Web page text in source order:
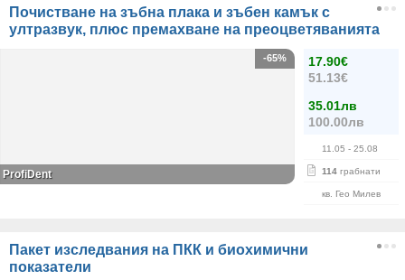
Почистване на зъбна плака и зъбен камък с
ултразвук, плюс премахване на преоцветяванията
17.90€
51.13€
35.01лв
100.00лв
11.05 - 25.08
114 грабнати
кв. Гео Милев
-65%
ProfiDent
Пакет изследвания на ПКК и биохимични
показатели